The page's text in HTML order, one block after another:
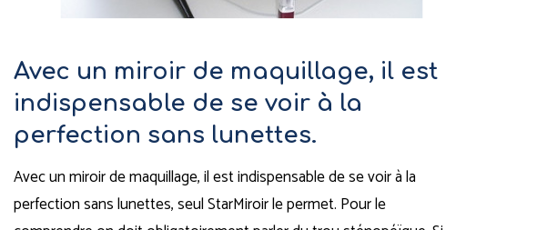
Avec un miroir de maquillage, il est
indispensable de se voir à la
perfection sans lunettes.
Avec un miroir de maquillage, il est indispensable de se voir à la
perfection sans lunettes, seul StarMiroir le permet. Pour le